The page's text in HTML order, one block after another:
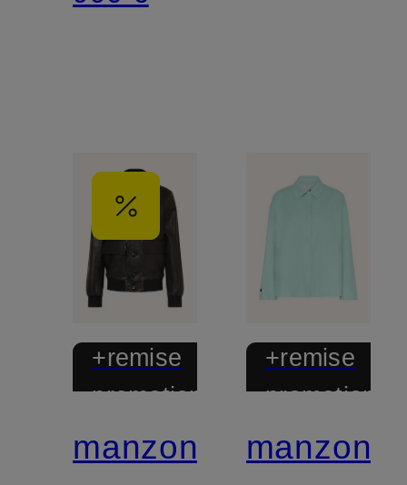
+remise
promotionnelle
manzoni
+remise
manzoni